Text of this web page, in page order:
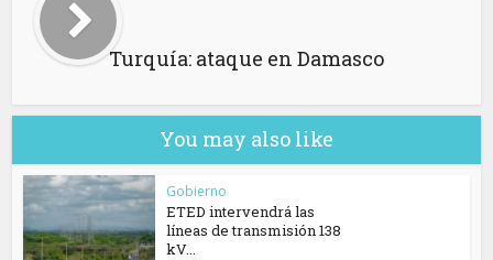
Turquía: ataque en Damasco
You may also like
Gobierno
ETED intervendrá las
líneas de transmisión 138
kV...